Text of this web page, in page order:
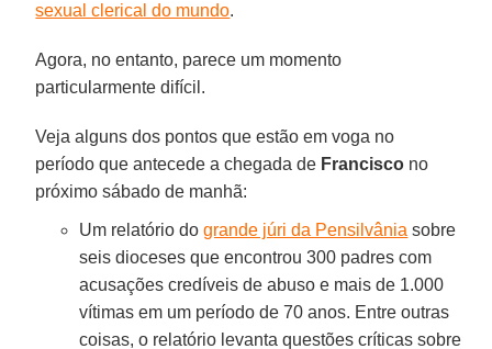
sexual clerical do mundo.
Agora, no entanto, parece um momento
particularmente difícil.
Veja alguns dos pontos que estão em voga no
período que antecede a chegada de Francisco no
próximo sábado de manhã:
Um relatório dogrande júri da Pensilvânia sobre
seis dioceses que encontrou 300 padres com
acusações credíveis de abuso e mais de 1.000
vítimas em um período de 70 anos. Entre outras
coisas, o relatório levanta questões críticas sobre